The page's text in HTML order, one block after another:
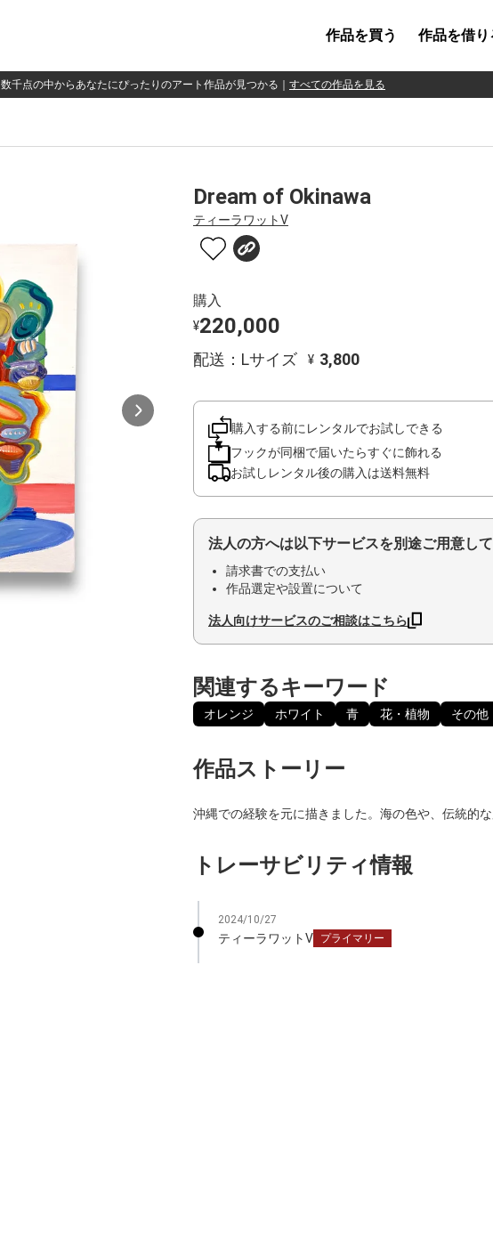
作品を買う 作品を借り
数千点の中からあなたにぴったりのアート作品が見つかる すべての作品を見る
Dream of Okinawa
ティーラワットV
購入
¥220,000
配送：Lサイズ ¥ 3,800
購入する前にレンタルでお試しできる
フックが同梱で届いたらすぐに飾れる
お試しレンタル後の購入は送料無料
法人の方へは以下サービスを別途ご用意し
請求書での支払い
作品選定や設置について
法人向けサービスのご相談はこちら
関連するキーワード
オレンジ ホワイト 青 花・植物 その他
作品ストーリー
沖縄での経験を元に描きました。海の色や、伝統的な
トレーサビリティ情報
2024/10/27
ティーラワットV プライマリー